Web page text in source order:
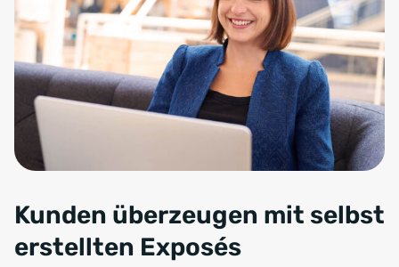
Kunden überzeugen mit selbst
erstellten Exposés